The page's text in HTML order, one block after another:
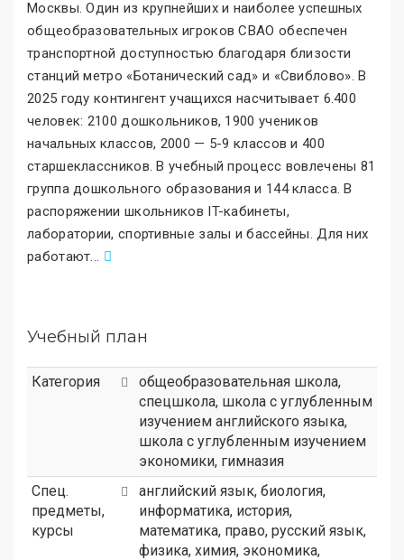
Москвы. Один из крупнейших и наиболее успешных
общеобразовательных игроков СВАО обеспечен
транспортной доступностью благодаря близости
станций метро «Ботанический сад» и «Свиблово». В
2025 году контингент учащихся насчитывает 6.400
человек: 2100 дошкольников, 1900 учеников
начальных классов, 2000 — 5-9 классов и 400
старшеклассников. В учебный процесс вовлечены 81
группа дошкольного образования и 144 класса. В
распоряжении школьников IT-кабинеты,
лаборатории, спортивные залы и бассейны. Для них
работают...
Учебный план
Категория общеобразовательная школа,
спецшкола, школа с углубленным
изучением английского языка,
школа с углубленным изучением
экономики, гимназия
Спец.
предметы,
курсы
английский язык, биология,
информатика, история,
математика, право, русский язык,
физика, химия, экономика,